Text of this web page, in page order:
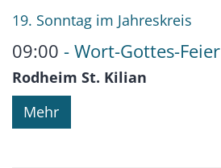
Datum: 9. August 2026
19. Sonntag im Jahreskreis
09:00 Wort-Gottes-Feier
Rodheim St. Kilian
Mehr